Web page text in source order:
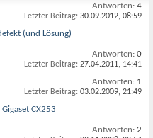
Antworten: 4
Letzter Beitrag: 30.09.2012, 08:59
(und Lösung)
Antworten: 0
Letzter Beitrag: 27.04.2011, 14:41
Antworten: 1
Letzter Beitrag: 03.02.2009, 21:49
CX253
Antworten: 2